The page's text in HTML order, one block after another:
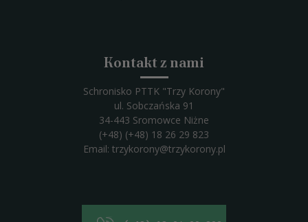
Kontakt z nami
Schronisko PTTK "Trzy Korony"
ul. Sobczańska 91
34-443 Sromowce Niżne
(+48) (+48) 18 26 29 823
Email: trzykorony@trzykorony.pl